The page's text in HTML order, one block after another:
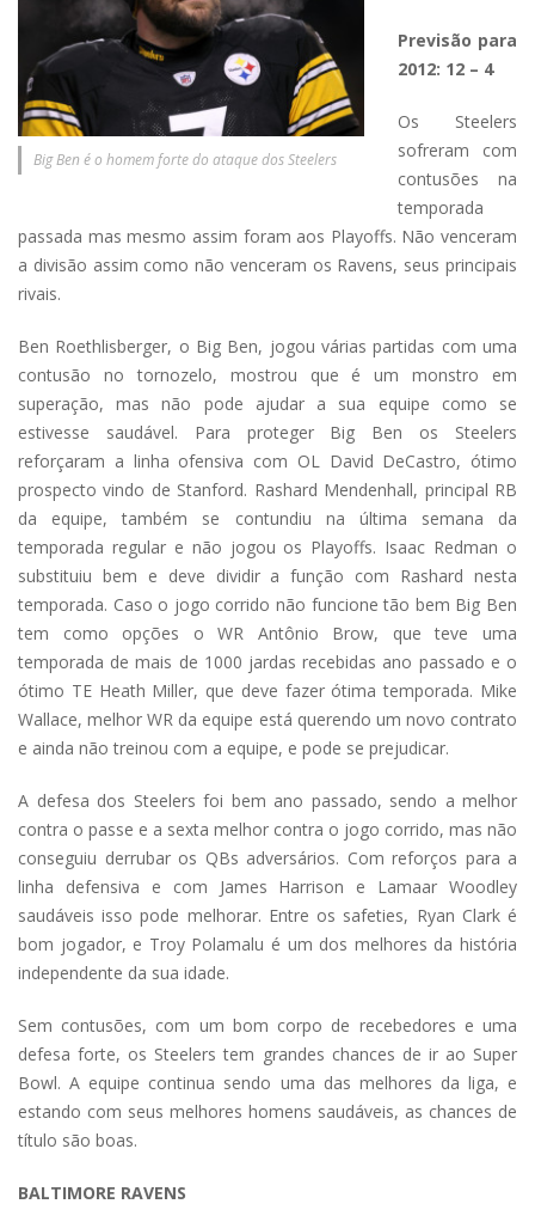
Big Ben é o homem forte do ataque dos Steelers
Previsão para
2012: 12 – 4
Os Steelers
sofreram com
contusões na
temporada
passada mas mesmo assim foram aos Playoffs. Não venceram
a divisão assim como não venceram os Ravens, seus principais
rivais.
Ben Roethlisberger, o Big Ben, jogou várias partidas com uma
contusão no tornozelo, mostrou que é um monstro em
superação, mas não pode ajudar a sua equipe como se
estivesse saudável. Para proteger Big Ben os Steelers
reforçaram a linha ofensiva com OL David DeCastro, ótimo
prospecto vindo de Stanford. Rashard Mendenhall, principal RB
da equipe, também se contundiu na última semana da
temporada regular e não jogou os Playoffs. Isaac Redman o
substituiu bem e deve dividir a função com Rashard nesta
temporada. Caso o jogo corrido não funcione tão bem Big Ben
tem como opções o WR Antônio Brow, que teve uma
temporada de mais de 1000 jardas recebidas ano passado e o
ótimo TE Heath Miller, que deve fazer ótima temporada. Mike
Wallace, melhor WR da equipe está querendo um novo contrato
e ainda não treinou com a equipe, e pode se prejudicar.
A defesa dos Steelers foi bem ano passado, sendo a melhor
contra o passe e a sexta melhor contra o jogo corrido, mas não
conseguiu derrubar os QBs adversários. Com reforços para a
linha defensiva e com James Harrison e Lamaar Woodley
saudáveis isso pode melhorar. Entre os safeties, Ryan Clark é
bom jogador, e Troy Polamalu é um dos melhores da história
independente da sua idade.
Sem contusões, com um bom corpo de recebedores e uma
defesa forte, os Steelers tem grandes chances de ir ao Super
Bowl. A equipe continua sendo uma das melhores da liga, e
estando com seus melhores homens saudáveis, as chances de
título são boas.
BALTIMORE RAVENS